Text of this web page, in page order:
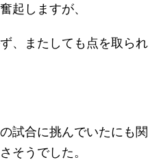
起しますが、
、またしても点を取られ
試合に挑んでいたにも関
そうでした。